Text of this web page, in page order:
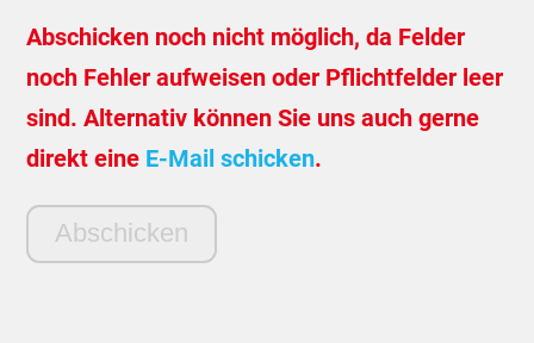
Abschicken noch nicht möglich, da Felder
noch Fehler aufweisen oder Pflichtfelder leer
sind. Alternativ können Sie uns auch gerne
direkt eine E-Mail schicken.